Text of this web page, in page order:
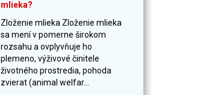
mlieka?
Zloženie mlieka Zloženie mlieka
sa mení v pomerne širokom
rozsahu a ovplyvňuje ho
plemeno, výživové činitele
životného prostredia, pohoda
zvierat (animal welfar...